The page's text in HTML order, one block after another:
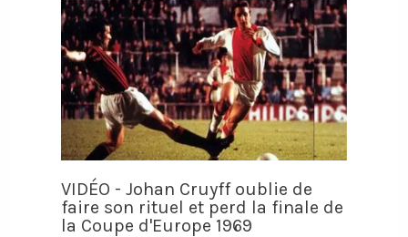
VIDÉO - Johan Cruyff oublie de
faire son rituel et perd la finale de
la Coupe d'Europe 1969